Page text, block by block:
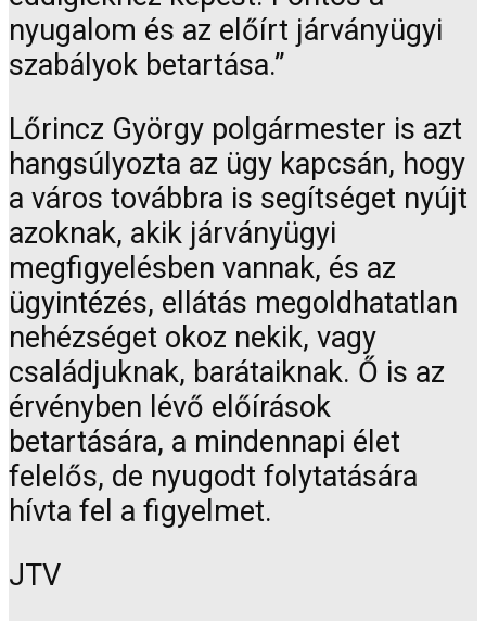
nyugalom és az előírt járványügyi
szabályok betartása.”
Lőrincz György polgármester is azt
hangsúlyozta az ügy kapcsán, hogy
a város továbbra is segítséget nyújt
azoknak, akik járványügyi
megfigyelésben vannak, és az
ügyintézés, ellátás megoldhatatlan
nehézséget okoz nekik, vagy
családjuknak, barátaiknak. Ő is az
érvényben lévő előírások
betartására, a mindennapi élet
felelős, de nyugodt folytatására
hívta fel a figyelmet.
JTV